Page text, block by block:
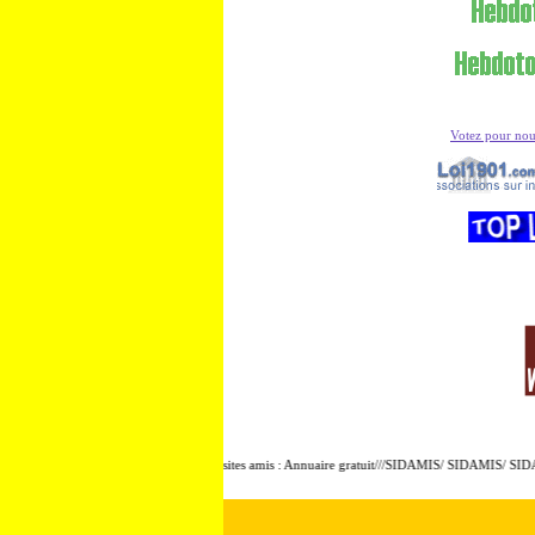
Votez pour
Présentation de sites amis : Annuaire gratuit///SIDAMIS/ SIDAMIS/